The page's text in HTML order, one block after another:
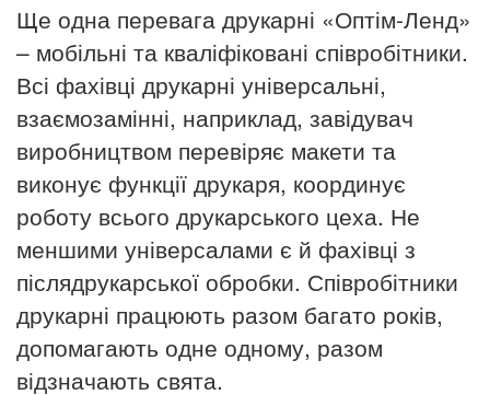
Ще одна перевага друкарні «Оптім-Ленд»
– мобільні та кваліфіковані співробітники.
Всі фахівці друкарні універсальні,
взаємозамінні, наприклад, завідувач
виробництвом перевіряє макети та
виконує функції друкаря, координує
роботу всього друкарського цеха. Не
меншими універсалами є й фахівці з
післядрукарської обробки. Співробітники
друкарні працюють разом багато років,
допомагають одне одному, разом
відзначають свята.